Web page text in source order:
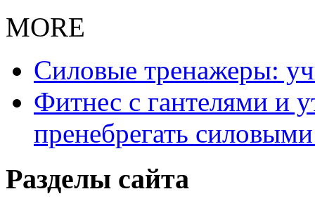
MORE
Силовые тренажеры:
Фитнес с гантелями и
пренебрегать
Разделы сайта